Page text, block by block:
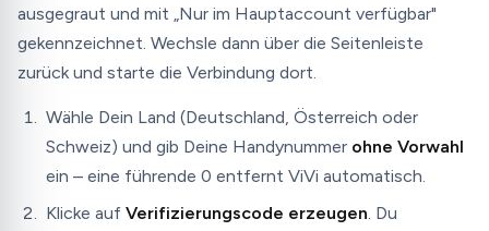
ausgegraut und mit „Nur im Hauptaccount verfügbar"
gekennzeichnet. Wechsle dann über die Seitenleiste
zurück und starte die Verbindung dort.
Wähle Dein Land (Deutschland, Österreich oder
Schweiz) und gib Deine Handynummer ohne Vorwahl
ein – eine führende 0 entfernt ViVi automatisch.
Klicke auf Verifizierungscode erzeugen. Du